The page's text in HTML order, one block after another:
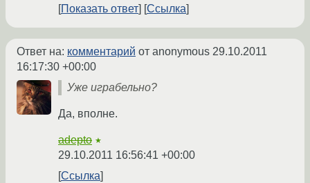
Показать ответ
Ссылка
Ответ на: комментарий от anonymous 29.10.2011
16:17:30 +00:00
Уже играбельно?
Да, вполне.
adepto ★
29.10.2011 16:56:41 +00:00
Ссылка